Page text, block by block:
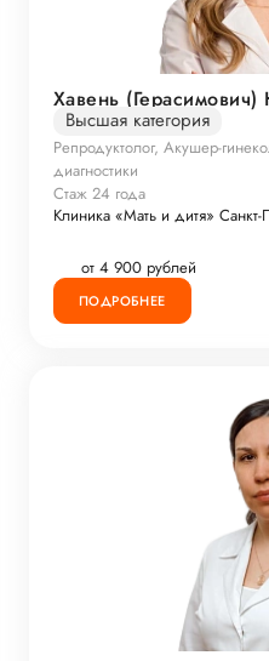
Хавень
Высшая категория
Репродуктолог, Акушер-
диагностики
Стаж 24 года
Клиника «Мать и дитя» Санкт-
от 4 900 рублей
ПОДРОБНЕЕ